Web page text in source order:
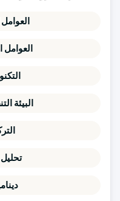
العوامل
العوامل
البيئة